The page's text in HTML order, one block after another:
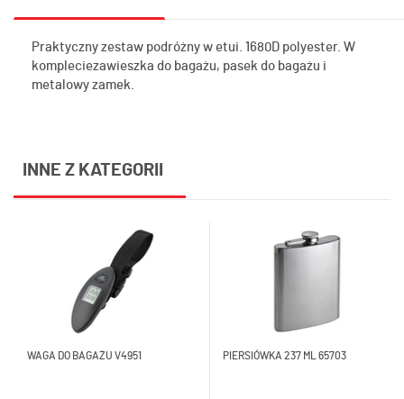
Praktyczny zestaw podróżny w etui. 1680D polyester. W
kompleciezawieszka do bagażu, pasek do bagażu i
metalowy zamek.
INNE Z KATEGORII
WAGA DO BAGAŻU V4951 PIERSIÓWKA 237 ML 65703